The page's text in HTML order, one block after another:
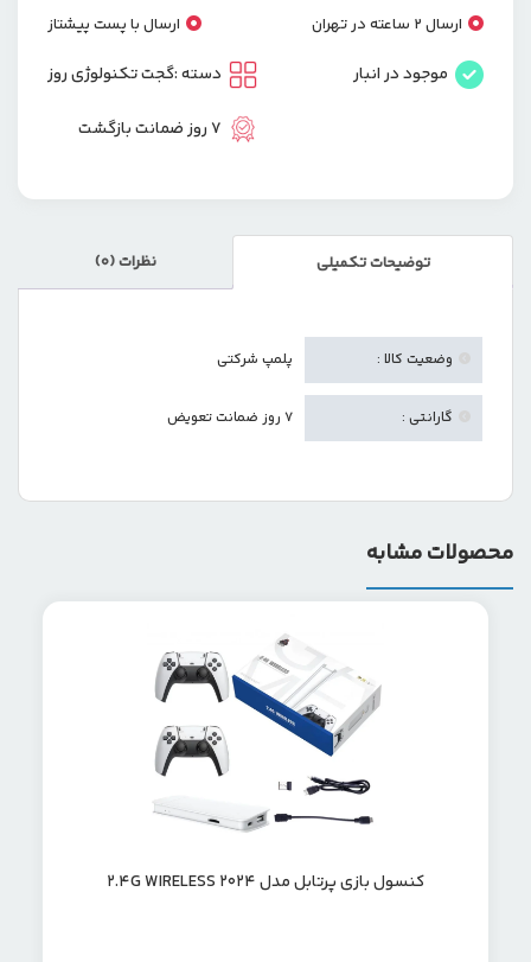
ارسال 2 ساعته در تهران ارسال با پست پیشتاز
موجود در انبار دسته :گجت تکنولوژی روز
7 روز ضمانت بازگشت
توضیحات تکمیلی نظرات (0)
وضعیت کالا : پلمپ شرکتی
گارانتی : 7 روز ضمانت تعویض
محصولات مشابه
کنسول بازی پرتابل مدل 2.4G WIRELESS 2024